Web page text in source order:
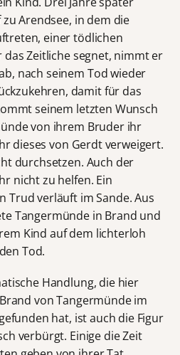
Arendsee, in dem die
einer tödlichen
Zeitliche segnet, nimmt er
nach seinem Tod wieder
damit für das
seinem letzten Wunsch
von ihrem Bruder ihr
dieses von Gerdt verweigert.
durchsetzen. Auch der
nicht zu helfen. Ein
Trud verläuft im Sande. Aus
Tangermünde in Brand und
Kind auf dem lichterloh
Tod.
Handlung, die hier
von Tangermünde im
hat, ist auch die Figur
verbürgt. Einige die Zeit